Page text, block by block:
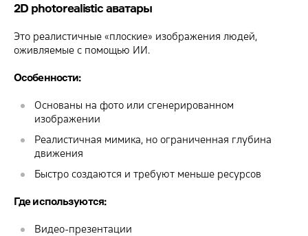
2D photorealistic аватары
Это реалистичные «плоские» изображения людей,
оживляемые с помощью ИИ.
Особенности:
Основаны на фото или сгенерированном
изображении
Реалистичная мимика, но ограниченная глубина
движения
Быстро создаются и требуют меньше ресурсов
Где используются:
Видео-презентации